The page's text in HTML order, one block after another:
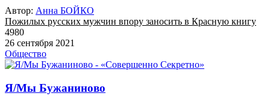
Автор: Анна БОЙКО
Пожилых русских мужчин впору заносить в Красную книгу
4980
26 сентября 2021
Общество
Я/Мы Бужаниново